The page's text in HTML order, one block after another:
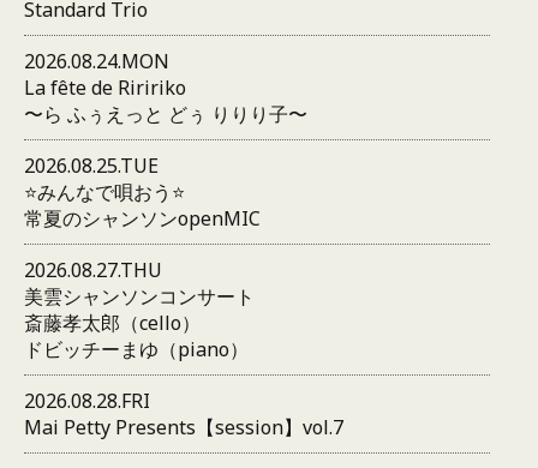
Standard Trio
2026.08.24.MON
La fête de Riririko
〜ら ふぅえっと どぅ りりり子〜
2026.08.25.TUE
⭐️みんなで唄おう⭐️
常夏のシャンソンopenMIC
2026.08.27.THU
美雲シャンソンコンサート
斎藤孝太郎（cello）
ドビッチーまゆ（piano）
2026.08.28.FRI
Mai Petty Presents【session】vol.7